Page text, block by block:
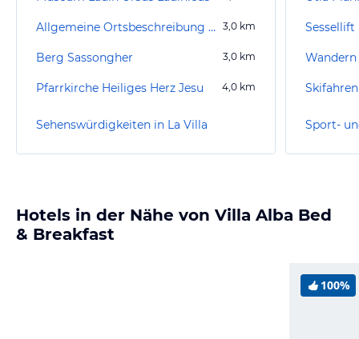
Allgemeine Ortsbeschreibung San Cassiano 3,0 km
Berg Sassongher 3,0 km
Pfarrkirche Heiliges Herz Jesu 4,0 km
Sehenswürdigkeiten in La Villa
Sessellift
Skifahren
Sport-
Hotels in der Nähe von Villa Alba Bed
& Breakfast
100%